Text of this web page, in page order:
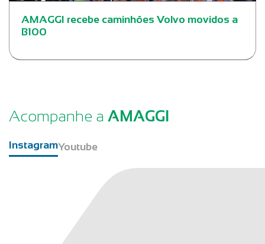
AMAGGI recebe caminhões Volvo movidos a
B100
Acompanhe a AMAGGI
InstagramYoutube